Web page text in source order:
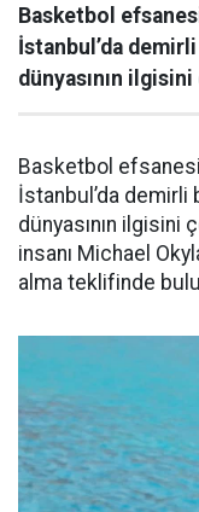
Basketbol
İstanbul’da
dünyasının
Basketbol
İstanbul’da demirli
dünyasının ilgisini
insanı Michael
alma teklifinde